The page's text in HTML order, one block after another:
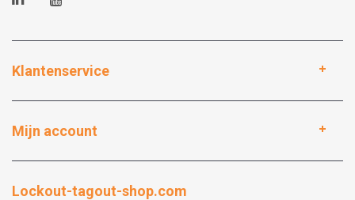
Klantenservice
Mijn account
Lockout-tagout-shop.com